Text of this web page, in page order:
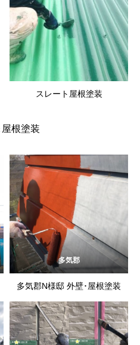
スレート屋根塗装
根塗装
多気郡
多気郡N様邸 外壁･屋根塗装